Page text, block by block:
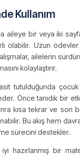
Kullanım
aileye bir veya iki
olabilir. Uzun
ailelerin
kolaylaştırır.
tutulduğunda
Önce tanıdık bir
kısa tekrar ve son
Bu akış hem
sürecini destekler.
hazırlanmış bir